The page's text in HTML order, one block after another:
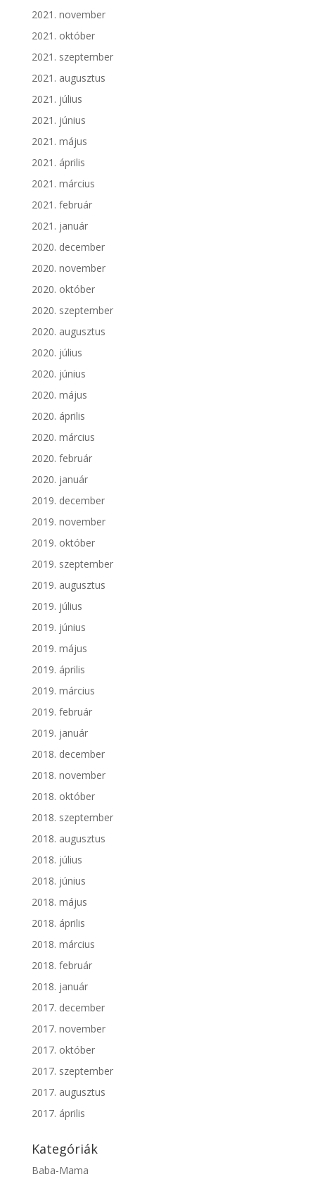
2021. november
2021. október
2021. szeptember
2021. augusztus
2021. július
2021. június
2021. május
2021. április
2021. március
2021. február
2021. január
2020. december
2020. november
2020. október
2020. szeptember
2020. augusztus
2020. július
2020. június
2020. május
2020. április
2020. március
2020. február
2020. január
2019. december
2019. november
2019. október
2019. szeptember
2019. augusztus
2019. július
2019. június
2019. május
2019. április
2019. március
2019. február
2019. január
2018. december
2018. november
2018. október
2018. szeptember
2018. augusztus
2018. július
2018. június
2018. május
2018. április
2018. március
2018. február
2018. január
2017. december
2017. november
2017. október
2017. szeptember
2017. augusztus
2017. április
Kategóriák
Baba-Mama